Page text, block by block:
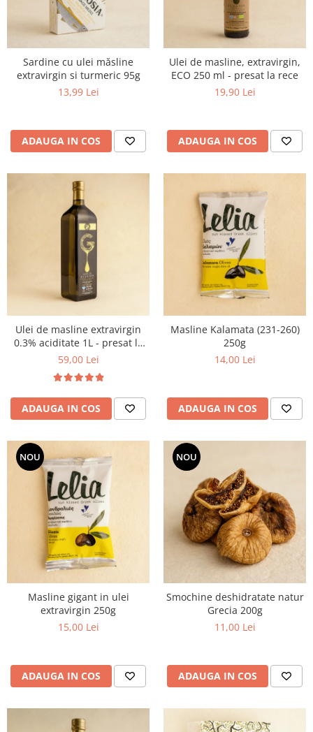
Sardine cu ulei măsline
extravirgin si turmeric 95g
13,99 Lei
ADAUGA IN COS
Ulei de masline, extravirgin,
ECO 250 ml - presat la rece
19,90 Lei
ADAUGA IN COS
Ulei de masline extravirgin
0.3% aciditate 1L - presat la
rece
59,00 Lei
ADAUGA IN COS
Masline Kalamata (231-260)
250g
14,00 Lei
ADAUGA IN COS
NOU
Masline gigant in ulei
extravirgin 250g
15,00 Lei
ADAUGA IN COS
NOU
Smochine deshidratate natur
Grecia 200g
11,00 Lei
ADAUGA IN COS